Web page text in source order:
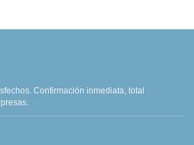
Confirmación inmediata, total